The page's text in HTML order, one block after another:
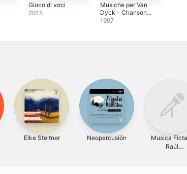
Gioco di voci
2015
Musiche per Van
Dyck - Chanson e
Madrigali dei
1997
Elke Steltner Neopercusión
Musica
Raúl